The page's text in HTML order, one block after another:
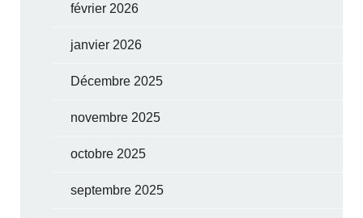
février 2026
janvier 2026
Décembre 2025
novembre 2025
octobre 2025
septembre 2025